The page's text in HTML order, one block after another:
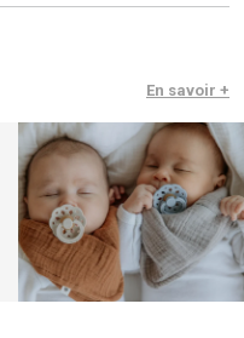
En savoir +